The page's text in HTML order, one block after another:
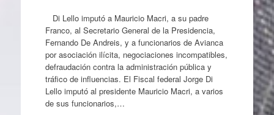
Di Lello imputó a Mauricio Macri, a su padre
Franco, al Secretario General de la Presidencia,
Fernando De Andreis, y a funcionarios de Avianca
por asociación ilícita, negociaciones incompatibles,
defraudación contra la administración pública y
tráfico de influencias. El Fiscal federal Jorge Di
Lello imputó al presidente Mauricio Macri, a varios
de sus funcionarios,…